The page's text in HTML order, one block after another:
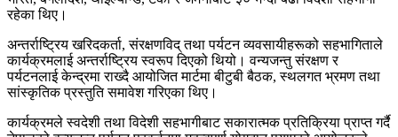
रहेका थिए।
अन्तर्राष्ट्रिय खरिदकर्ता, संरक्षणविद् तथा पर्यटन व्यवसायीहरूको सहभागिताले
कार्यक्रमलाई अन्तर्राष्ट्रिय स्वरूप दिएको थियो। वन्यजन्तु संरक्षण र
पर्यटनलाई केन्द्रमा राख्दै आयोजित मार्टमा बीटुबी बैठक, स्थलगत भ्रमण तथा
सांस्कृतिक प्रस्तुति समावेश गरिएका थिए।
कार्यक्रमले स्वदेशी तथा विदेशी सहभागीबाट सकारात्मक प्रतिक्रिया प्राप्त गर्दै